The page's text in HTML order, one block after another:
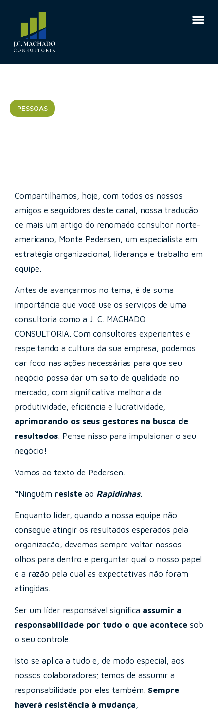
PESSOAS
Compartilhamos, hoje, com todos os nossos
amigos e seguidores deste canal, nossa tradução
de mais um artigo do renomado consultor norte-
americano, Monte Pedersen, um especialista em
estratégia organizacional, liderança e trabalho em
equipe.
Antes de avançarmos no tema, é de suma
importância que você use os serviços de uma
consultoria como a J. C. MACHADO
CONSULTORIA. Com consultores experientes e
respeitando a cultura da sua empresa, podemos
dar foco nas ações necessárias para que seu
negócio possa dar um salto de qualidade no
mercado, com significativa melhoria da
produtividade, eficiência e lucratividade,
aprimorando os seus gestores na busca de
resultados. Pense nisso para impulsionar o seu
negócio!
Vamos ao texto de Pedersen.
“Ninguém resiste ao Rapidinhas.
Enquanto líder, quando a nossa equipe não
consegue atingir os resultados esperados pela
organização, devemos sempre voltar nossos
olhos para dentro e perguntar qual o nosso papel
e a razão pela qual as expectativas não foram
atingidas.
Ser um líder responsável significa assumir a
responsabilidade por tudo o que acontece sob
o seu controle.
Isto se aplica a tudo e, de modo especial, aos
nossos colaboradores; temos de assumir a
responsabilidade por eles também. Sempre
haverá resistência à mudança,